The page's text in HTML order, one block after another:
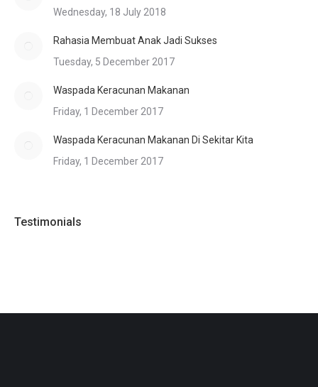
Wednesday, 18 July 2018
Rahasia Membuat Anak Jadi Sukses
Tuesday, 5 December 2017
Waspada Keracunan Makanan
Friday, 1 December 2017
Waspada Keracunan Makanan Di Sekitar Kita
Friday, 1 December 2017
Testimonials